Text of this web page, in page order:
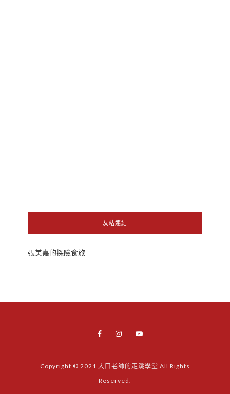
友站連結
張美嘉的探險食旅
Copyright © 2021 大口老師的走跳學堂 All Rights
Reserved.